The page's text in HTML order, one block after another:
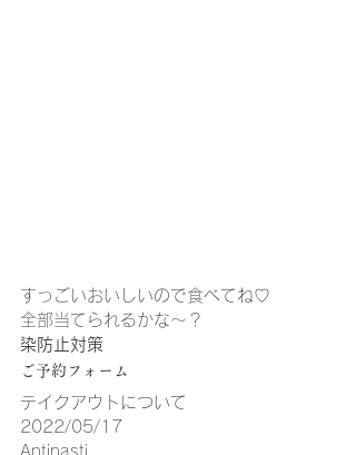
すっごいおいしいので食べてね♡
全部当てられるかな～？
染防止対策
ご予約フォーム
テイクアウトについて
2022/05/17
Antipasti